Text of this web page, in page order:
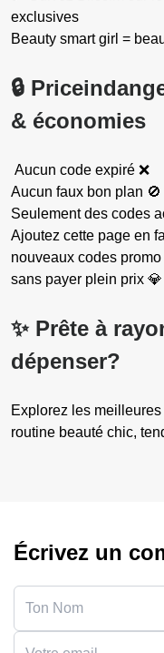
exclusives
Beauty smart girl =
🔒
& économies
Aucun code expiré ❌
Aucun faux bon plan 🚫
Seulement des codes
Ajoutez cette page en
nouveaux codes
sans payer plein prix 💎
✨ Prête à
dépenser?
Explorez les
routine beauté chic,
Écrivez un